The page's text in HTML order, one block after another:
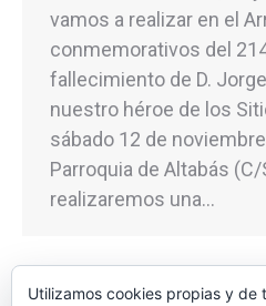
vamos a realizar en el
conmemorativos del
fallecimiento de D.
nuestro héroe de los
sábado 12 de
Parroquia de Altabás
realizaremos una…
Utilizamos cookies propias y